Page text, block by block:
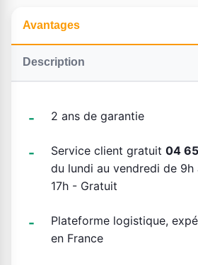
Avantages
Description
2 ans de garantie
Service client gratuit 04
du lundi au vendredi de 9h
17h - Gratuit
Plateforme logistique,
en France